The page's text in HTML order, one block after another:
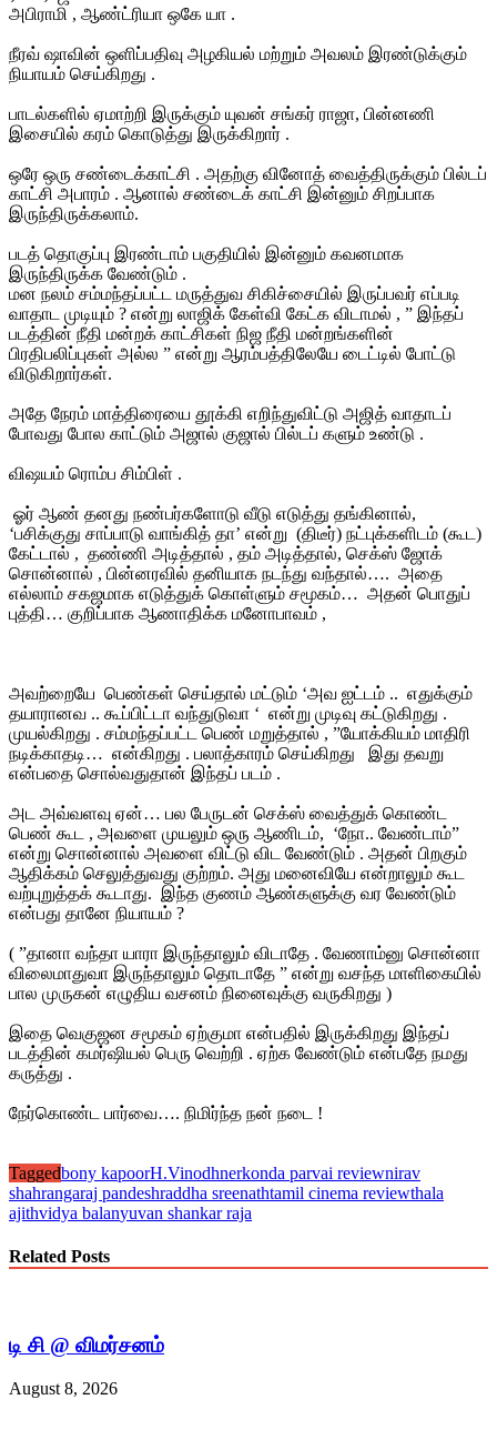
அபிராமி , ஆண்ட்ரியா ஒகே யா .
நீரவ் ஷாவின் ஒளிப்பதிவு அழகியல் மற்றும் அவலம் இரண்டுக்கும்
நியாயம் செய்கிறது .
பாடல்களில் ஏமாற்றி இருக்கும் யுவன் சங்கர் ராஜா, பின்னணி
இசையில் கரம் கொடுத்து இருக்கிறார் .
ஒரே ஒரு சண்டைக்காட்சி . அதற்கு வினோத் வைத்திருக்கும் பில்டப்
காட்சி அபாரம் . ஆனால் சண்டைக் காட்சி இன்னும் சிறப்பாக
இருந்திருக்கலாம்.
படத் தொகுப்பு இரண்டாம் பகுதியில் இன்னும் கவனமாக
இருந்திருக்க வேண்டும் .
மன நலம் சம்மந்தப்பட்ட மருத்துவ சிகிச்சையில் இருப்பவர் எப்படி
வாதாட முடியும் ? என்று லாஜிக் கேள்வி கேட்க விடாமல் , ” இந்தப்
படத்தின் நீதி மன்றக் காட்சிகள் நிஜ நீதி மன்றங்களின்
பிரதிபலிப்புகள் அல்ல ” என்று ஆரம்பத்திலேயே டைட்டில் போட்டு
விடுகிறார்கள்.
அதே நேரம் மாத்திரையை தூக்கி எறிந்துவிட்டு அஜித் வாதாடப்
போவது போல காட்டும் அஜால் குஜால் பில்டப் களும் உண்டு .
விஷயம் ரொம்ப சிம்பிள் .
ஓர் ஆண் தனது நண்பர்களோடு வீடு எடுத்து தங்கினால்,
‘பசிக்குது சாப்பாடு வாங்கித் தா’ என்று (திடீர்) நட்புக்களிடம் (கூட)
கேட்டால் , தண்ணி அடித்தால் , தம் அடித்தால், செக்ஸ் ஜோக்
சொன்னால் , பின்னரவில் தனியாக நடந்து வந்தால்…. அதை
எல்லாம் சகஜமாக எடுத்துக் கொள்ளும் சமூகம்… அதன் பொதுப்
புத்தி… குறிப்பாக ஆணாதிக்க மனோபாவம் ,
அவற்றையே பெண்கள் செய்தால் மட்டும் ‘அவ ஐட்டம் .. எதுக்கும்
தயாரானவ .. கூப்பிட்டா வந்துடுவா ‘ என்று முடிவு கட்டுகிறது .
முயல்கிறது . சம்மந்தப்பட்ட பெண் மறுத்தால் , ”யோக்கியம் மாதிரி
நடிக்காதடி… என்கிறது . பலாத்காரம் செய்கிறது இது தவறு
என்பதை சொல்வதுதான் இந்தப் படம் .
அட அவ்வளவு ஏன்… பல பேருடன் செக்ஸ் வைத்துக் கொண்ட
பெண் கூட , அவளை முயலும் ஒரு ஆணிடம், ‘நோ.. வேண்டாம்”
என்று சொன்னால் அவளை விட்டு விட வேண்டும் . அதன் பிறகும்
ஆதிக்கம் செலுத்துவது குற்றம். அது மனைவியே என்றாலும் கூட
வற்புறுத்தக் கூடாது. இந்த குணம் ஆண்களுக்கு வர வேண்டும்
என்பது தானே நியாயம் ?
( ”தானா வந்தா யாரா இருந்தாலும் விடாதே . வேணாம்னு சொன்னா
விலைமாதுவா இருந்தாலும் தொடாதே ” என்று வசந்த மாளிகையில்
பால முருகன் எழுதிய வசனம் நினைவுக்கு வருகிறது )
இதை வெகுஜன சமூகம் ஏற்குமா என்பதில் இருக்கிறது இந்தப்
படத்தின் கமர்ஷியல் பெரு வெற்றி . ஏற்க வேண்டும் என்பதே நமது
கருத்து .
நேர்கொண்ட பார்வை…. நிமிர்ந்த நன் நடை !
Taggedbony kapoorH.Vinodhnerkonda parvai reviewnirav
shahrangaraj pandeshraddha sreenathtamil cinema reviewthala
ajithvidya balanyuvan shankar raja
Related Posts
டி சி @ விமர்சனம்
August 8, 2026